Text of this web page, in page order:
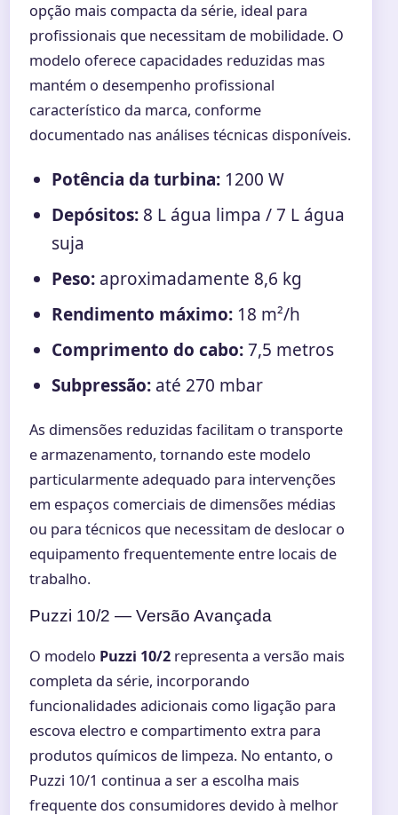
opção mais compacta da série, ideal para
profissionais que necessitam de mobilidade. O
modelo oferece capacidades reduzidas mas
mantém o desempenho profissional
característico da marca, conforme
documentado nas análises técnicas disponíveis.
Potência da turbina: 1200 W
Depósitos: 8 L água limpa / 7 L água
suja
Peso: aproximadamente 8,6 kg
Rendimento máximo: 18 m²/h
Comprimento do cabo:7,5 metros
Subpressão: até 270 mbar
As dimensões reduzidas facilitam o transporte
e armazenamento, tornando este modelo
particularmente adequado para intervenções
em espaços comerciais de dimensões médias
ou para técnicos que necessitam de deslocar o
equipamento frequentemente entre locais de
trabalho.
Puzzi 10/2 — Versão Avançada
O modelo Puzzi 10/2 representa a versão mais
completa da série, incorporando
funcionalidades adicionais como ligação para
escova electro e compartimento extra para
produtos químicos de limpeza. No entanto, o
Puzzi 10/1 continua a ser a escolha mais
frequente dos consumidores devido à melhor